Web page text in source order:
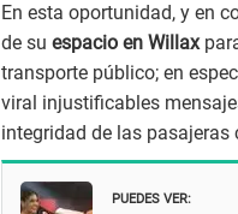
En esta oportunidad, y en
de su espacio en Willax
transporte público; en
viral injustificables
integridad de las pasajeras
PUEDES VER: